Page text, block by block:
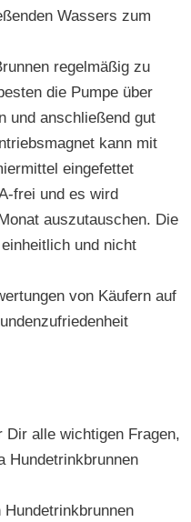
Wassers zum
regelmäßig zu
die Pumpe über
und anschließend gut
kann mit
eingefettet
frei und es wird
auszutauschen. Die
und nicht
von Käufern auf
Dir alle wichtigen Fragen,
Hundetrinkbrunnen